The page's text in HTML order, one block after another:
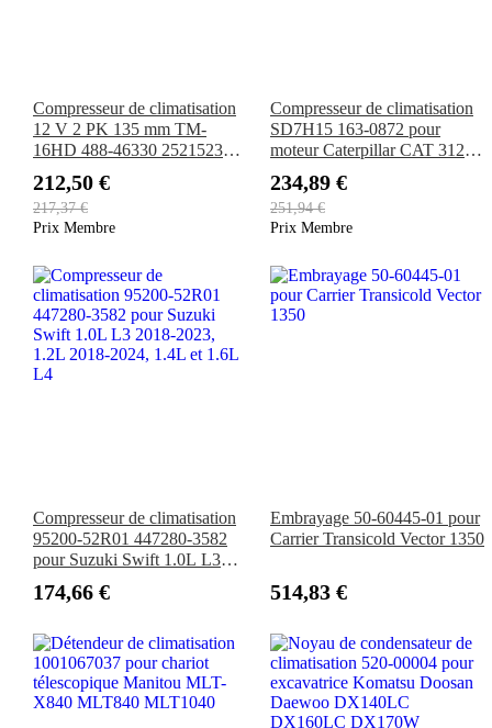
Compresseur de climatisation
12 V 2 PK 135 mm TM-
16HD 488-46330 2521523
435-56330
212,50 €
217,37 €
Prix Membre
Compresseur de climatisation
SD7H15 163-0872 pour
moteur Caterpillar CAT 3126B
966G 973D 972H 980C 120H
140H
234,89 €
251,94 €
Prix Membre
Compresseur de climatisation
95200-52R01 447280-3582
pour Suzuki Swift 1.0L L3
1.4L et 1.6L L4
174,66 €
Embrayage 50-60445-01 pour
Carrier Transicold Vector 1350
514,83 €